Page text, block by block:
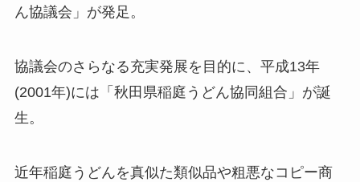
ん協議会」が発足。
協議会のさらなる充実発展を目的に、平成13年
(2001年)には「秋田県稲庭うどん協同組合」が誕
生。
近年稲庭うどんを真似た類似品や粗悪なコピー商